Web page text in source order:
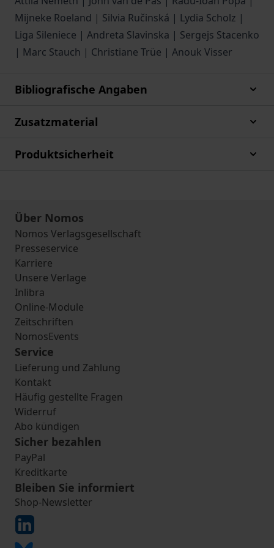
Mijneke Roeland | Silvia Ručinská | Lydia Scholz |
Liga Sileniece | Andreta Slavinska | Sergejs Stacenko
| Marc Stauch | Christiane Trüe | Anouk Visser
Bibliografische Angaben
Zusatzmaterial
Produktsicherheit
Über Nomos
Nomos Verlagsgesellschaft
Presseservice
Karriere
Unsere Verlage
Inlibra
Online-Module
Zeitschriften
NomosEvents
Service
Lieferung und Zahlung
Kontakt
Häufig gestellte Fragen
Widerruf
Abo kündigen
Sicher bezahlen
PayPal
Kreditkarte
Bleiben Sie informiert
Shop-Newsletter